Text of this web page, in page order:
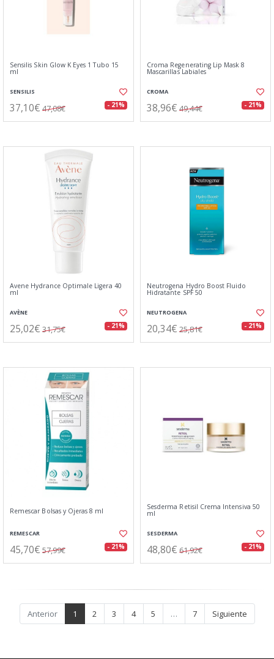
Sensilis Skin Glow K Eyes 1 Tubo 15
ml
SENSILIS
37,10€ 47,08€ - 21%
Croma Regenerating Lip Mask 8
Mascarillas Labiales
CROMA
38,96€ 49,44€ - 21%
Avene Hydrance Optimale Ligera 40
ml
AVÈNE
25,02€ 31,75€ - 21%
Neutrogena Hydro Boost Fluido
Hidratante SPF 50
NEUTROGENA
20,34€ 25,81€ - 21%
Remescar Bolsas y Ojeras 8 ml
REMESCAR
45,70€ 57,99€ - 21%
Sesderma Retisil Crema Intensiva 50
ml
SESDERMA
48,80€ 61,92€ - 21%
Anterior 1 2 3 4 5 … 7 Siguiente